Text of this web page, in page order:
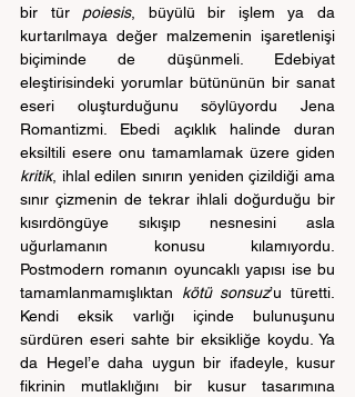
bir tür poiesis, büyülü bir işlem ya da
kurtarılmaya değer malzemenin işaretlenişi
biçiminde de düşünmeli. Edebiyat
eleştirisindeki yorumlar bütününün bir sanat
eseri oluşturduğunu söylüyordu Jena
Romantizmi. Ebedi açıklık halinde duran
kritik, ihlal edilen sınırın yeniden çizildiği ama
sınır çizmenin de tekrar ihlali doğurduğu bir
kısırdöngüye sıkışıp nesnesini asla
uğurlamanın konusu kılamıyordu.
Postmodern romanın oyuncaklı yapısı ise bu
tamamlanmamışlıktan kötü sonsuz’u türetti.
Kendi eksik varlığı içinde bulunuşunu
sürdüren eseri sahte bir eksikliğe koydu. Ya
da Hegel’e daha uygun bir ifadeyle, kusur
fikrinin mutlaklığını bir kusur tasarımına